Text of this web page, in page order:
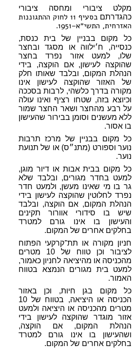
מקלט ציבורי ומחסה ציבורי
כהגדרתם
בסעיף 11 לחוק ההתגוננות
האזרחית, התשי״א–1951
.
כל מקום בבניין של בית כנסת,
כנסייה, ח׳ילווה או מסגד ובחצר
שלו, למעט אזור נפרד בחצר
שהוקצה לעישון, אם הוקצה, בידי
הנהלת המקום, ובלבד שאותו חלק
של האזור שהוקצה לעישון אינו
מקורה בדרך כלשהי, לרבות בסככה
וכיוצא בזה, שטחו רציף ואינו עולה
על רבע מהחצר ושאר החצר שמור
ללא מעשנים וסומן בבירור שהעישון
בו אסור.
כל מקום בבניין של מרכז תרבות
נוער וספורט (מתנ״ס) או של תנועת
נוער.
כל מקום בבית אבות או דיור מוגן,
למעט בחדר מגורים, ובלבד שלא
גר בו מי שאינו מעשן, ולמעט חדר
נפרד לחלוטין שהוקצה לעישון בידי
הנהלת המקום, אם הוקצה, ובלבד
שיש בו סידורי אוורור תקינים
והעישון בו אינו גורם למטרד
בחלקים אחרים של המקום.
חניון מקורה או תת־קרקעי הפתוח
לציבור וכן טווח של 10 מטרים
מהכניסה או מהיציאה לחניון כאמור,
למעט בית מגורים הנמצא בטווח
האמור.
כל מקום בגן חיות, וכן באזור
הכניסה או היציאה, בטווח של 10
מטרים מהכניסה או היציאה ולמעט
אזור מוגדר שהוקצה לעישון בידי
הנהלת המקום, אם הוקצה,
ושהעישון בו אינו גורם למטרד
בחלקים אחרים של המקום.